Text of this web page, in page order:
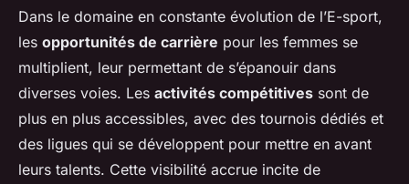
Dans le domaine en constante évolution de l’E-sport,
les opportunités de carrière pour les femmes se
multiplient, leur permettant de s’épanouir dans
diverses voies. Les activités compétitives sont de
plus en plus accessibles, avec des tournois dédiés et
des ligues qui se développent pour mettre en avant
leurs talents. Cette visibilité accrue incite de